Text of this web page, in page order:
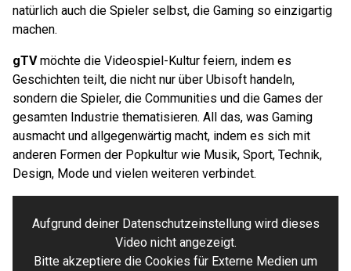
natürlich auch die Spieler selbst, die Gaming so einzigartig
machen.
gTVmöchte die Videospiel-Kultur feiern, indem es
Geschichten teilt, die nicht nur über Ubisoft handeln,
sondern die Spieler, die Communities und die Games der
gesamten Industrie thematisieren. All das, was Gaming
ausmacht und allgegenwärtig macht, indem es sich mit
anderen Formen der Popkultur wie Musik, Sport, Technik,
Design, Mode und vielen weiteren verbindet.
Aufgrund deiner Datenschutzeinstellung wird dieses
Video nicht angezeigt.
Bitte akzeptiere die Cookies für Externe Medien um